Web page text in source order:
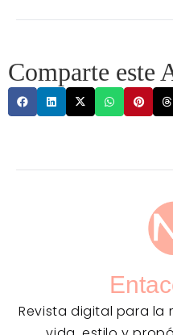
Comparte este
Revista digital para la